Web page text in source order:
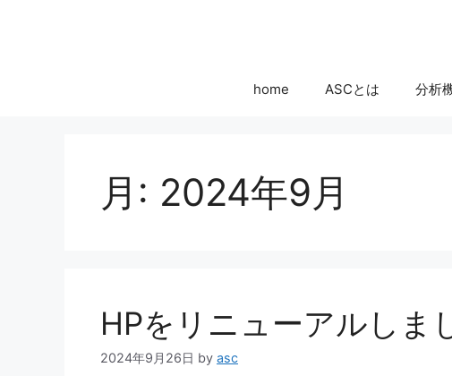
home ASCとは 分析
月: 2024年9月
HPをリニューアルしま
2024年9月26日 by asc